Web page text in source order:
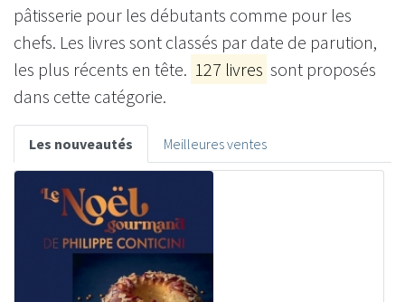
pâtisserie pour les débutants comme pour les
chefs. Les livres sont classés par date de parution,
les plus récents en tête. 127 livres sont proposés
dans cette catégorie.
Les nouveautés Meilleures ventes